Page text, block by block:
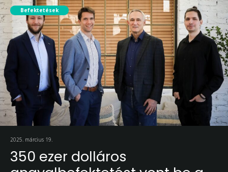
Befektetések
2025. március 19.
350 ezer dolláros